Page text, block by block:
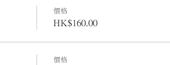
價格
HK$160.00
價格